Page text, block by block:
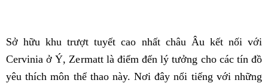
Sở hữu khu trượt tuyết cao nhất châu Âu kết nối với
Cervinia ở Ý, Zermatt là điểm đến lý tưởng cho các tín đồ
yêu thích môn thể thao này. Nơi đây nổi tiếng với những